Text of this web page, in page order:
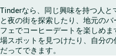
Tinderなら、同じ興味を持つ人
と夜の街を探索したり、地元の
フェでコーヒーデートを楽しめ
場スポットを見つけたり、自分
だってできます。